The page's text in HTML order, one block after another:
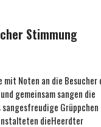
Stimmung
Noten an die Besucher
gemeinsam sangen die
Grüppchen
dieHeerdter